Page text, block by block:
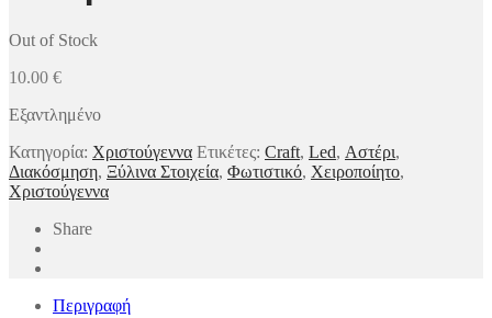
Out of Stock
10.00 €
Εξαντλημένο
Κατηγορία: Χριστούγεννα Ετικέτες: Craft, Led, Αστέρι,
Διακόσμηση, Ξύλινα Στοιχεία, Φωτιστικό, Χειροποίητο,
Χριστούγεννα
Share
Περιγραφή